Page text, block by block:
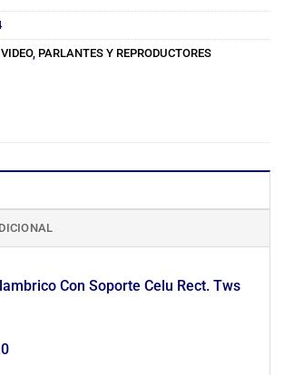
, PARLANTES Y REPRODUCTORES
Con Soporte Celu Rect. Tws